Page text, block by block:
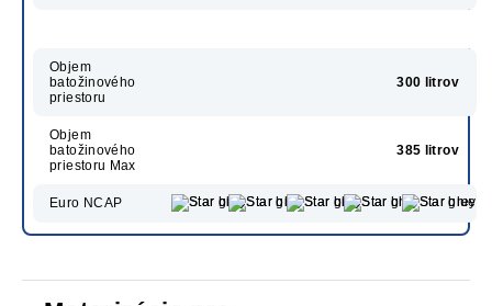
Objem
batožinového
priestoru
300 litrov
Objem
batožinového
priestoru Max
385 litrov
Euro NCAP